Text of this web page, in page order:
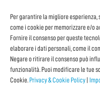
Per garantire la migliore
come i cookie per memorizzare e/o
Fornire il consenso per queste
elaborare i dati personali, come il
Negare o ritirare il consenso può
funzionalità. Puoi modificare le tue
Cookie. Privacy & Cookie Policy
Iscriviti